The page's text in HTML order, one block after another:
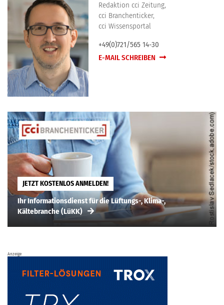
Redaktion cci Zeitung,
cci Branchenticker,
cci Wissensportal
+49(0)721/565 14-30
E-MAIL SCHREIBEN
JETZT KOSTENLOS ANMELDEN!
Ihr Informationsdienst für die Lüftungs-, Klima-,
Kältebranche (LüKK)
Anzeige